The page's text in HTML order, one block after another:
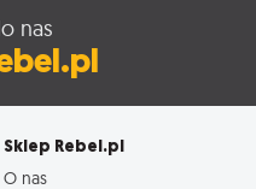
nas
Sklep Rebel.pl
O nas